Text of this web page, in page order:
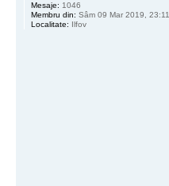
Mesaje: 1046
Membru din: Sâm 09 Mar 2019, 23:11
Localitate: Ilfov